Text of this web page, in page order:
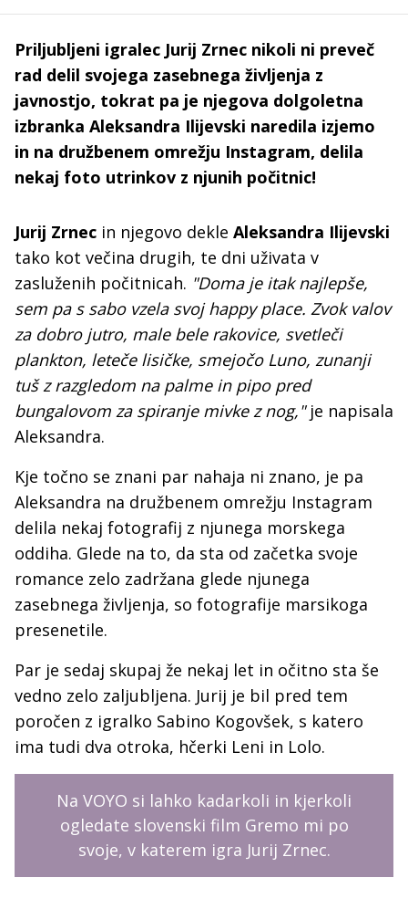
Priljubljeni igralec Jurij Zrnec nikoli ni preveč
rad delil svojega zasebnega življenja z
javnostjo, tokrat pa je njegova dolgoletna
izbranka Aleksandra Ilijevski naredila izjemo
in na družbenem omrežju Instagram, delila
nekaj foto utrinkov z njunih počitnic!
Jurij Zrnec in njegovo dekle Aleksandra Ilijevski
tako kot večina drugih, te dni uživata v
zasluženih počitnicah. "Doma je itak najlepše,
sem pa s sabo vzela svoj happy place. Zvok valov
za dobro jutro, male bele rakovice, svetleči
plankton, leteče lisičke, smejočo Luno, zunanji
tuš z razgledom na palme in pipo pred
bungalovom za spiranje mivke z nog," je napisala
Aleksandra.
Kje točno se znani par nahaja ni znano, je pa
Aleksandra na družbenem omrežju Instagram
delila nekaj fotografij z njunega morskega
oddiha. Glede na to, da sta od začetka svoje
romance zelo zadržana glede njunega
zasebnega življenja, so fotografije marsikoga
presenetile.
Par je sedaj skupaj že nekaj let in očitno sta še
vedno zelo zaljubljena. Jurij je bil pred tem
poročen z igralko Sabino Kogovšek, s katero
ima tudi dva otroka, hčerki Leni in Lolo.
Na VOYO si lahko kadarkoli in kjerkoli
ogledate slovenski film Gremo mi po
svoje, v katerem igra Jurij Zrnec.